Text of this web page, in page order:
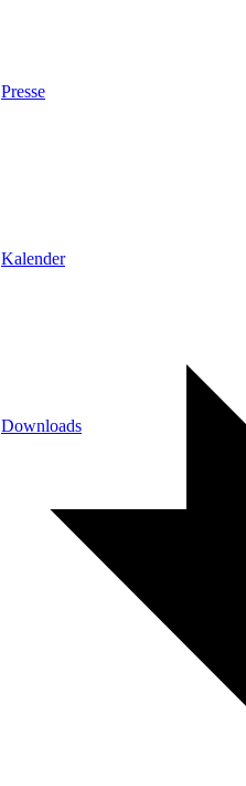
Presse
Kalender
Downloads